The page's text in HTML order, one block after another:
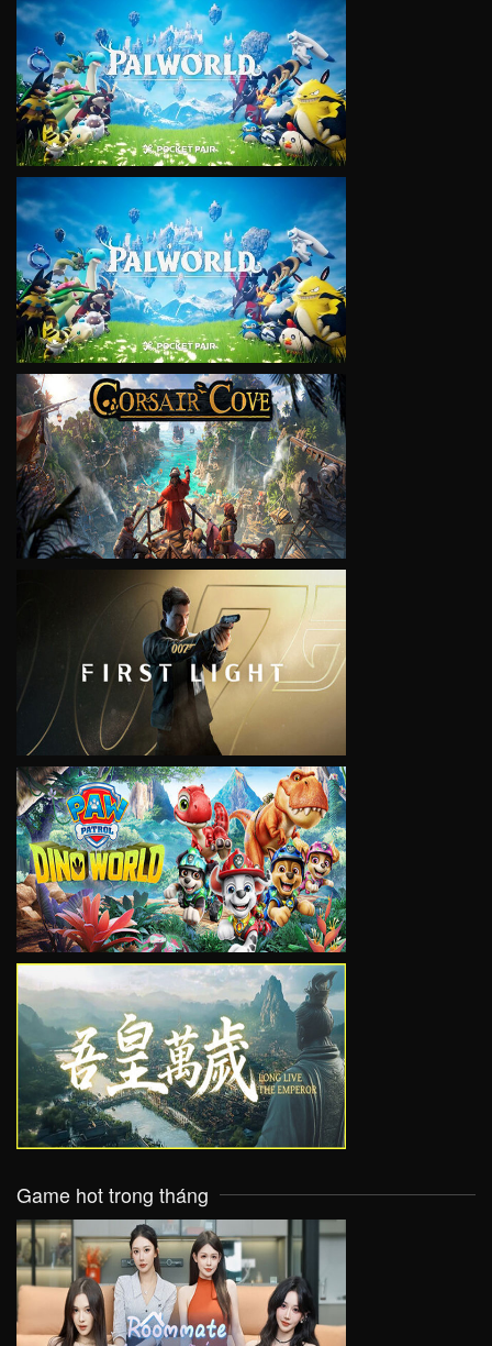
VIEW
VIEW
VIEW
VIEW
VIEW
VIEW
Game hot trong tháng
VIEW